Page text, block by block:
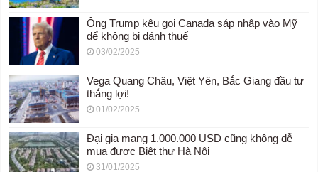
Ông Trump kêu gọi Canada sáp nhập vào Mỹ
để không bị đánh thuế
03/02/2025
Vega Quang Châu, Việt Yên, Bắc Giang đầu tư
thắng lợi!
01/02/2025
Đại gia mang 1.000.000 USD cũng không dễ
mua được Biệt thự Hà Nội
31/01/2025